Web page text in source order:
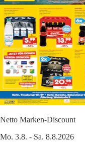
Netto Marken-Discount
Mo. 3.8. - Sa. 8.8.2026